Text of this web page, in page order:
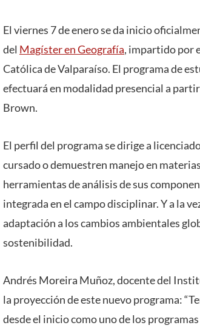
El viernes 7 de enero se da inicio
del Magíster en Geografía, impartido por
Católica de Valparaíso. El programa de
efectuará en modalidad presencial a
Brown.
El perfil del programa se dirige a
cursado o demuestren manejo en
herramientas de análisis de sus
integrada en el campo disciplinar. Y a la
adaptación a los cambios ambientales
sostenibilidad.
Andrés Moreira Muñoz, docente del
la proyección de este nuevo programa:
desde el inicio como uno de los